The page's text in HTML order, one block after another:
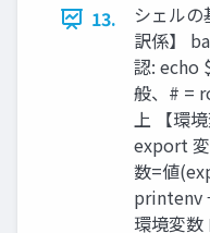
13.
シェル
訳係】
認: echo
般、# =
上 【環
export
数=値
printenv
環境変数